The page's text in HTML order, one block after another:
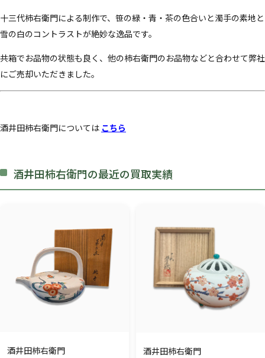
十三代柿右衛門による制作で、笹の緑・青・茶の色合いと濁手の素地と
雪の白のコントラストが絶妙な逸品です。
共箱でお品物の状態も良く、他の柿右衛門のお品物などと合わせて弊社
にご売却いただきました。
酒井田柿右衛門については こちら
酒井田柿右衛門の最近の買取実績
酒井田柿右衛門
酒井田柿右衛門